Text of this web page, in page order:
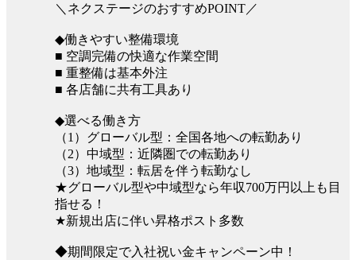
＼ネクステージのおすすめPOINT／
◆働きやすい整備環境
■ 空調完備の快適な作業空間
■ 重整備は基本外注
■ 各店舗に共有工具あり
◆選べる働き方
（1）グローバル型：全国各地への転勤あり
（2）中域型：近隣圏での転勤あり
（3）地域型：転居を伴う転勤なし
★グローバル型や中域型なら年収700万円以上も目
指せる！
★新規出店に伴い昇格ポスト多数
◆期間限定で入社祝い金キャンペーン中！